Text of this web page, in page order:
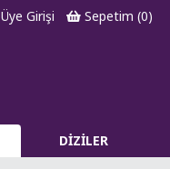
Üye Girişi Sepetim (0)
DİZİLER